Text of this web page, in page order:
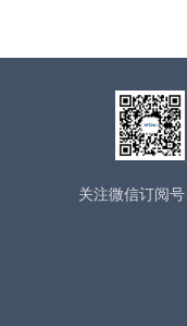
关注微信订阅号